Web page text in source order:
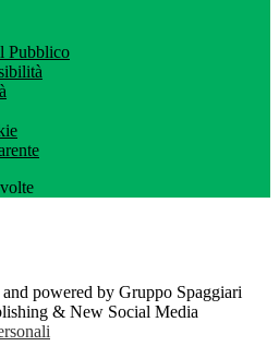
Pubblico
volte
powered by Gruppo Spaggiari
& New Social Media